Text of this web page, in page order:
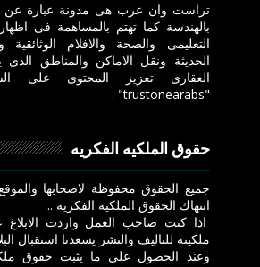
تراست وان عرب هى مدونة عبارة
بالهندسة كما تهتم بالمساهمة فى
التعليمى والصحة والافلام الوثائقية
الحديثة ونقل الاماكن والمناطق الذى
العقارى تعزيز المحتوى على
"trustonearabs" .
حقوق الملكيه الفكريه
جميع الحقوق محفوظة لاصحابها
انتهاك الحقوق الملكيه الفكريه ..
اذا كنت صاحب العمل واردت
ملكيته للتاليف والنشر يسعدنا استقبال
وعند الحصول علي ما يثبت حقوق